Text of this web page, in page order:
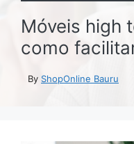
Móveis high
como
By ShopOnline Bauru